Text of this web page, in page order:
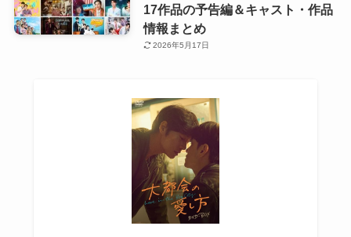
17作品の予告編＆キャスト・作品
情報まとめ
2026年5月17日